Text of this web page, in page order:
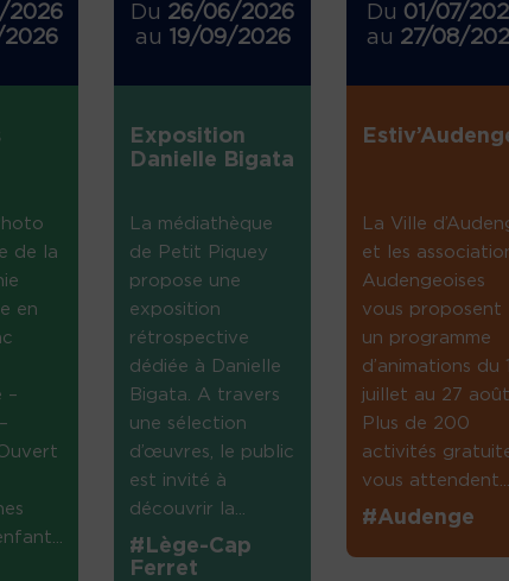
2026
de la
en
–
Du 26/06/2026
au 19/09/2026
Exposition
Danielle Bigata
La médiathèque
de Petit Piquey
propose une
exposition
rétrospective
dédiée à Danielle
Bigata. A travers
une sélection
d’œuvres, le public
est invité à
découvrir la...
#Lège-Cap
Ferret
Du 01/07/
au 27/08/
La Ville
et les
Audengeoises
vous proposent
un programme
d’animations du
juillet au 27
Plus de 200
activités
vous
#Audenge